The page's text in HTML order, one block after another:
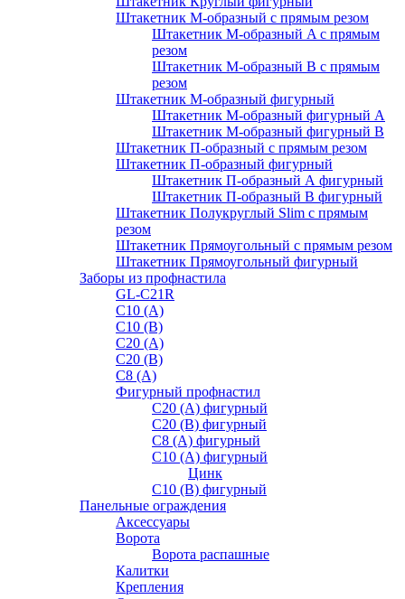
Штакетник М-образный с прямым резом
Штакетник М-образный A с прямым
резом
Штакетник М-образный B с прямым
резом
Штакетник М-образный фигурный
Штакетник М-образный фигурный A
Штакетник М-образный фигурный B
Штакетник П-образный с прямым резом
Штакетник П-образный фигурный
Штакетник П-образный А фигурный
Штакетник П-образный В фигурный
Штакетник Полукруглый Slim с прямым
резом
Штакетник Прямоугольный с прямым резом
Штакетник Прямоугольный фигурный
Заборы из профнастила
GL-С21R
С10 (A)
С10 (В)
С20 (А)
С20 (В)
С8 (A)
Фигурный профнастил
С20 (A) фигурный
С20 (В) фигурный
С8 (A) фигурный
С10 (A) фигурный
Цинк
С10 (В) фигурный
Панельные ограждения
Аксессуары
Ворота
Ворота распашные
Калитки
Крепления